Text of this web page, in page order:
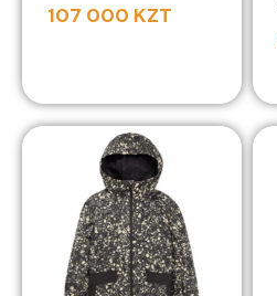
107 000 KZT